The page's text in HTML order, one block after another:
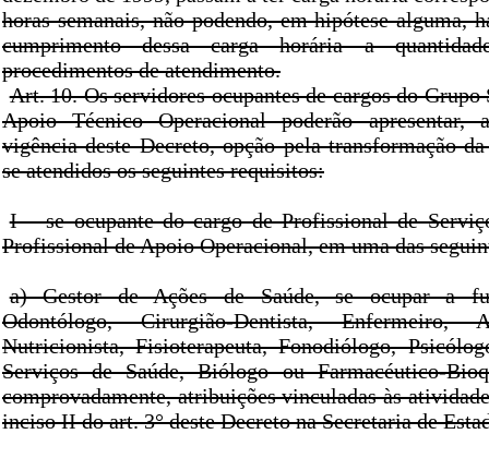
horas semanais, não podendo, em hipótese alguma,
cumprimento dessa carga horária a
procedimentos de atendimento.
Art. 10. Os servidores ocupantes de cargos do Grupo
Apoio Técnico Operacional poderão
vigência deste Decreto, opção pela transformação
se atendidos os seguintes requisitos:
I – se ocupante do cargo de Profissional de
Profissional de Apoio Operacional, em uma das
a) Gestor de Ações de Saúde, se ocupar a
Odontólogo, Cirurgião-Dentista, Enfermeiro,
Nutricionista, Fisioterapeuta, Fonodiólogo,
Serviços de Saúde, Biólogo ou Farmacéutico-
comprovadamente, atribuições vinculadas às
inciso II do art. 3° deste Decreto na Secretaria de